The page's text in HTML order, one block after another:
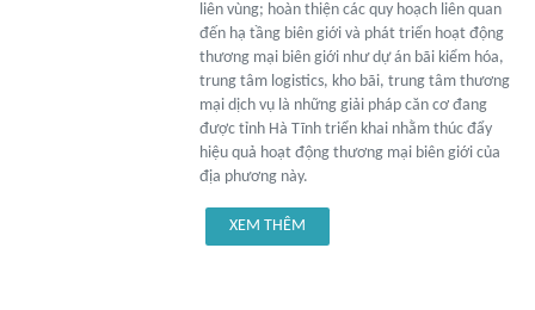
liên vùng; hoàn thiện các quy hoạch liên quan
đến hạ tầng biên giới và phát triển hoạt động
thương mại biên giới như dự án bãi kiểm hóa,
trung tâm logistics, kho bãi, trung tâm thương
mại dịch vụ là những giải pháp căn cơ đang
được tỉnh Hà Tĩnh triển khai nhằm thúc đẩy
hiệu quả hoạt động thương mại biên giới của
địa phương này.
XEM THÊM